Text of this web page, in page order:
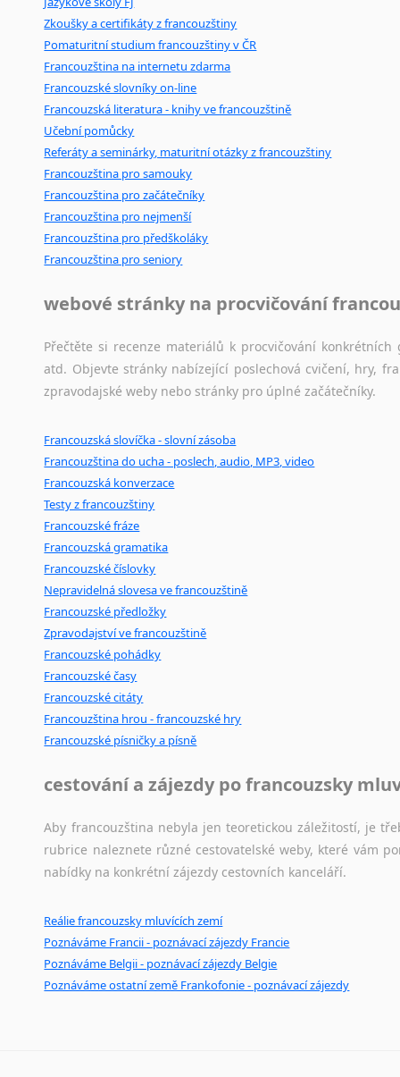
Amharština
Arabština
Aramejština
Arménština
Avarština
Azerbajdžánština
Bambarština
Bantuské jazyky
Barmština
Baskičtina
Běloruština
Bengálština
Bulharština
Čagatajské jazyky
Čečenština
Černohorština
Darí
Esperanto
Estonština
Faerština
Fidžijština
Filipínské jazyky
Finština
Fulbština
Gaelština
Gruzínština
Hebrejština
Hindština
Chorvatština
Indonéština
Irština
Japonština
Jidiš
Kašmírština
Kazaština
Kečuánština
Kmérština
Konžština
Mix pomůcek, jež
poradny a pravidla pravopisu nebo
Zkoušky a certifikáty z francouzštiny
Pomaturitní studium francouzštiny v ČR
Francouzština na internetu zdarma
Francouzské slovníky on-line
Francouzská literatura - knihy ve francouzštině
Učební pomůcky
Referáty a seminárky, maturitní otázky z francouzštiny
Francouzština pro samouky
Francouzština pro začátečníky
Francouzština pro nejmenší
Francouzština pro předškoláky
Francouzština pro seniory
webové stránky na procvičování
Přečtěte si recenze materiálů k procvičování
atd. Objevte stránky nabízející poslechová cvičení, hry,
zpravodajské weby nebo stránky pro úplné začátečníky.
Francouzská slovíčka - slovní zásoba
Francouzština do ucha - poslech, audio, MP3, video
Francouzská konverzace
Testy z francouzštiny
Francouzské fráze
Francouzská gramatika
Francouzské číslovky
Nepravidelná slovesa ve francouzštině
Francouzské předložky
Zpravodajství ve francouzštině
Francouzské pohádky
Francouzské časy
Francouzské citáty
Francouzština hrou - francouzské hry
Francouzské písničky a písně
cestování a zájezdy po francouzsky
Aby francouzština nebyla jen teoretickou záležitostí, je
rubrice naleznete různé cestovatelské weby, které vám
nabídky na konkrétní zájezdy cestovních kanceláří.
Reálie francouzsky mluvících zemí
Poznáváme Francii - poznávací zájezdy Francie
Poznáváme Belgii - poznávací zájezdy Belgie
Poznáváme ostatní země Frankofonie - poznávací zájezdy